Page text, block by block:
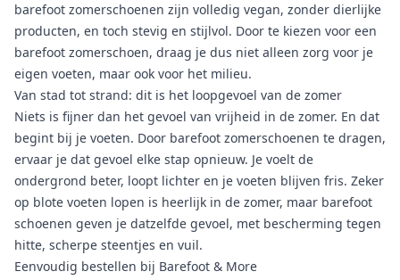
barefoot zomerschoenen zijn volledig vegan, zonder dierlijke
producten, en toch stevig en stijlvol. Door te kiezen voor een
barefoot zomerschoen, draag je dus niet alleen zorg voor je
eigen voeten, maar ook voor het milieu.
Van stad tot strand: dit is het loopgevoel van de zomer
Niets is fijner dan het gevoel van vrijheid in de zomer. En dat
begint bij je voeten. Door barefoot zomerschoenen te dragen,
ervaar je dat gevoel elke stap opnieuw. Je voelt de
ondergrond beter, loopt lichter en je voeten blijven fris. Zeker
op blote voeten lopen is heerlijk in de zomer, maar barefoot
schoenen geven je datzelfde gevoel, met bescherming tegen
hitte, scherpe steentjes en vuil.
Eenvoudig bestellen bij Barefoot & More